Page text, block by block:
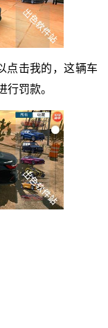
点击我的，这辆车
行罚款。